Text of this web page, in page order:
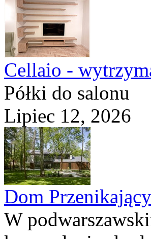
Cellaio -
Półki do salonu
Lipiec 12, 2026
Dom Przenikający
W